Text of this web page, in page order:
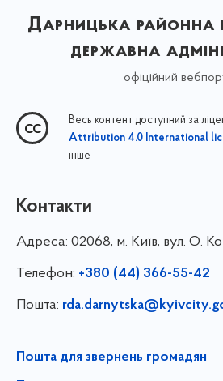
Дарницька районна
державна
офіційний
Весь контент доступний за
Attribution 4.0 International
інше
Контакти
Адреса: 02068, м. Київ, вул. О.
Телефон: +380 (44) 366-55-42
Пошта:
Пошта для звернень громадян